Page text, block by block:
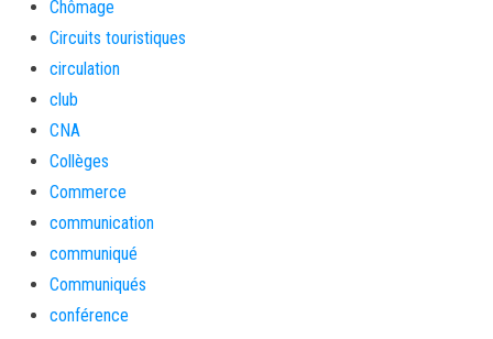
Chômage
Circuits touristiques
circulation
club
CNA
Collèges
Commerce
communication
communiqué
Communiqués
conférence